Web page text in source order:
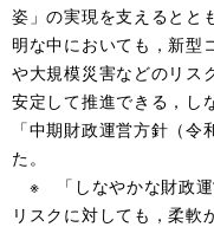
姿」の実現を支えるとと
明な中においても，新型
や大規模災害などのリス
安定して推進できる，し
「中期財政運営方針（
た。
※ 「しなやかな財政運
リスクに対しても，柔軟